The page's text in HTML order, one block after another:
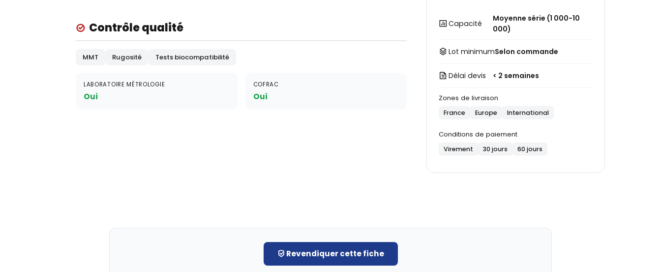
Contrôle qualité
MMT Rugosité Tests biocompatibilité
LABORATOIRE MÉTROLOGIE
Oui
COFRAC
Oui
Capacité
Moyenne série (1 000-10
000)
Lot minimumSelon commande
Délai devis < 2 semaines
Zones de livraison
France Europe International
Conditions de paiement
Virement 30 jours 60 jours
Revendiquer cette fiche